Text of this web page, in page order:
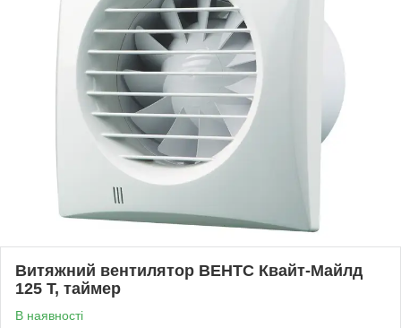
Витяжний вентилятор ВЕНТС Квайт-Майлд
125 Т, таймер
В наявності